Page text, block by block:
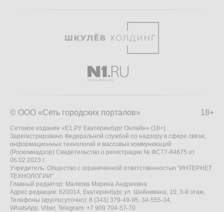
18+
© ООО «Сеть городских порталов»
Сетевое издание «Е1.РУ Екатеринбург Онлайн» (18+)
Зарегистрировано Федеральной службой по надзору в сфере связи,
информационных технологий и массовых коммуникаций
(Роскомнадзор) Свидетельство о регистрации № ФС77-84675 от
06.02.2023 г.
Учредитель: Общество с ограниченной ответственностью "ИНТЕРНЕТ
ТЕХНОЛОГИИ"
Главный редактор: Малкова Марина Андреевна
Адрес редакции: 620014, Екатеринбург, ул. Шейнкмана, 10, 3-й этаж,
Телефоны (круглосуточно): 8 (343) 379-49-95, 34-555-34,
WhatsApp, Viber, Telegram: +7 909 704-57-70